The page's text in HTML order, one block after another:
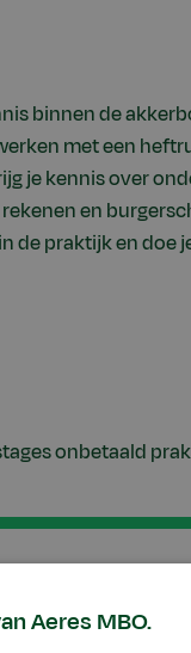
binnen de
met een
je kennis over
en
de praktijk en doe
onbetaald
Aeres MBO.